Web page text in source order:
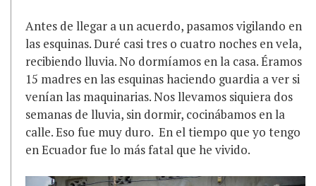
Antes de llegar a un acuerdo, pasamos vigilando en
las esquinas. Duré casi tres o cuatro noches en vela,
recibiendo lluvia. No dormíamos en la casa. Éramos
15 madres en las esquinas haciendo guardia a ver si
venían las maquinarias. Nos llevamos siquiera dos
semanas de lluvia, sin dormir, cocinábamos en la
calle. Eso fue muy duro. En el tiempo que yo tengo
en Ecuador fue lo más fatal que he vivido.